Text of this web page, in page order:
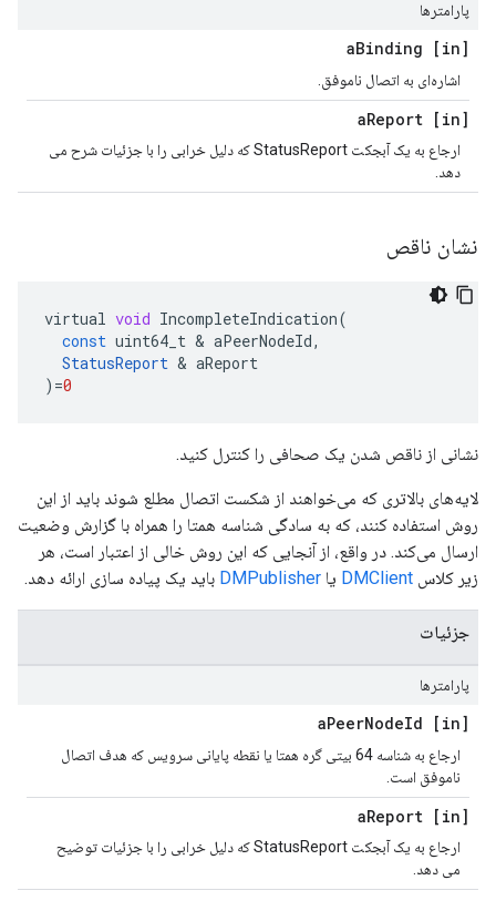
پارامترها
[in] a
Binding
اشاره‌ای به اتصال ناموفق.
[in] a
Report
ارجاع به یک آبجکت StatusReport که دلیل خرابی را با جزئیات شرح می
دهد.
نشان ناقص
virtual void IncompleteIndication(
const uint64_t & aPeerNodeId,
StatusReport & aReport
) =0
نشانی از ناقص شدن یک صحافی را کنترل کنید.
لایه‌های بالاتری که می‌خواهند از شکست اتصال مطلع شوند باید از این
روش استفاده کنند، که به سادگی شناسه همتا را همراه با گزارش وضعیت
ارسال می‌کند. در واقع، از آنجایی که این روش خالی از اعتبار است، هر
زیر کلاس DMClient یا DMPublisher باید یک پیاده سازی ارائه دهد.
جزئیات
پارامترها
[in] a
PeerNodeId
ارجاع به شناسه 64 بیتی گره همتا یا نقطه پایانی سرویس که هدف اتصال
ناموفق است.
[in] a
Report
ارجاع به یک آبجکت StatusReport که دلیل خرابی را با جزئیات توضیح
می دهد.